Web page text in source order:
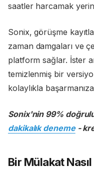
saatler harcamak
Sonix, görüşme
zaman damgaları ve
platform sağlar. İster
temizlenmiş bir
kolaylıkla
Sonix'nin 99%
dakikalık deneme-
Bir Mülakat